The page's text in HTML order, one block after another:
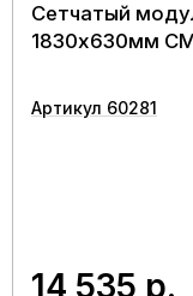
Сетчатый
1830х630мм
Артикул 60281
14 535 р.